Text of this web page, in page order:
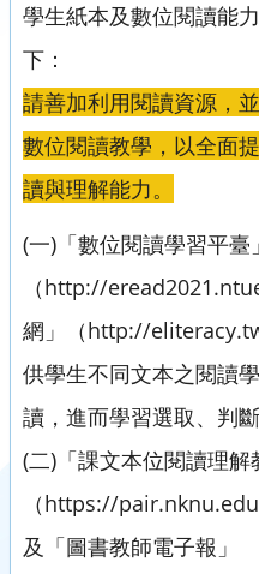
學生紙本及數位閱讀能
下：
請善加利用閱讀資源，
數位閱讀教學，以全面
讀與理解能力。
(一)「數位閱讀學習平臺」
（http://
網」（http://
供學生不同文本之閱讀
讀，進而學習選取、判
(二)「課文本位閱讀理解
（https://
及「圖書教師電子報」